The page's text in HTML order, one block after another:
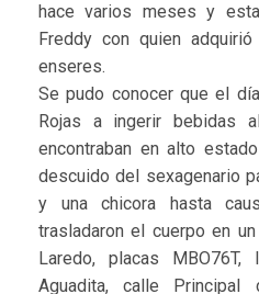
hace varios meses y
Freddy con quien
enseres.
Se pudo conocer que el
Rojas a ingerir bebidas
encontraban en alto
descuido del sexagenario
y una chicora hasta
trasladaron el cuerpo en
Laredo, placas
Aguadita, calle Principal